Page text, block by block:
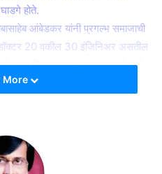
होते.
आंबेडकर यांनी प्रगल्भ समाजाची
20 वकील 30 इंजिनिअर असतील
याचे चिंतन करणे अत्यंत गरजेचे आहे.
कु. प्रतीक्षा वायदंडे हिने मिळविलेले
व नोकऱ्याचे खाजगीकरण करत
पाहिजे. व लढा उभा केला पाहिजे असे स्पष्ट
More